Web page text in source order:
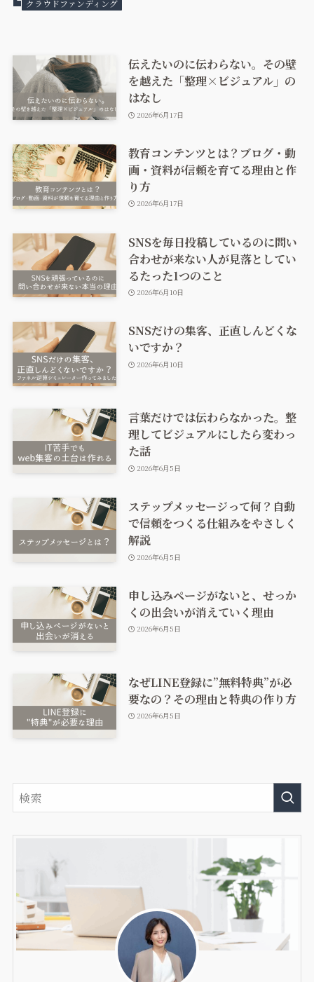
クラウドファンディング
伝えたいのに伝わらない。その壁
を越えた「整理×ビジュアル」の
はなし
2026年6月17日
教育コンテンツとは？ブログ・動
画・資料が信頼を育てる理由と作
り方
2026年6月17日
SNSを毎日投稿しているのに問い
合わせが来ない人が見落としてい
るたった1つのこと
2026年6月10日
SNSだけの集客、正直しんどくな
いですか？
2026年6月10日
言葉だけでは伝わらなかった。整
理してビジュアルにしたら変わっ
た話
2026年6月5日
ステップメッセージって何？自動
で信頼をつくる仕組みをやさしく
解説
2026年6月5日
申し込みページがないと、せっか
くの出会いが消えていく理由
2026年6月5日
なぜLINE登録に”無料特典”が必
要なの？その理由と特典の作り方
2026年6月5日